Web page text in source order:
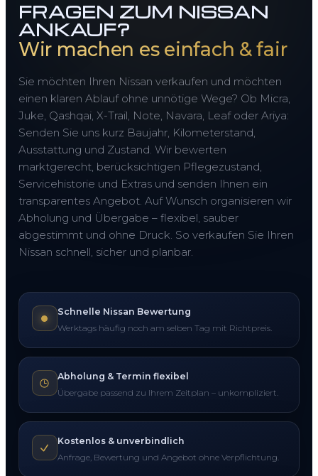
FRAGEN ZUM NISSAN
ANKAUF?
Wir machen es einfach & fair
Sie möchten Ihren Nissan verkaufen und möchten
einen klaren Ablauf ohne unnötige Wege? Ob Micra,
Juke, Qashqai, X-Trail, Note, Navara, Leaf oder Ariya:
Senden Sie uns kurz Baujahr, Kilometerstand,
Ausstattung und Zustand. Wir bewerten
marktgerecht, berücksichtigen Pflegezustand,
Servicehistorie und Extras und senden Ihnen ein
transparentes Angebot. Auf Wunsch organisieren wir
Abholung und Übergabe – flexibel, sauber
abgestimmt und ohne Druck. So verkaufen Sie Ihren
Nissan schnell, sicher und planbar.
Schnelle Nissan Bewertung
Werktags häufig noch am selben Tag mit Richtpreis.
Abholung & Termin flexibel
Übergabe passend zu Ihrem Zeitplan – unkompliziert.
Kostenlos & unverbindlich
Anfrage, Bewertung und Angebot ohne Verpflichtung.